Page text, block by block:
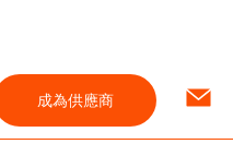
成為供應商